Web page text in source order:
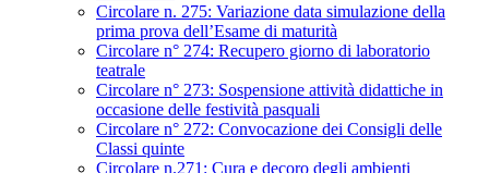
Circolare n. 275: Variazione data simulazione della
prima prova dell’Esame di maturità
Circolare n° 274: Recupero giorno di laboratorio
teatrale
Circolare n° 273: Sospensione attività didattiche in
occasione delle festività pasquali
Circolare n° 272: Convocazione dei Consigli delle
Classi quinte
Circolare n.271: Cura e decoro degli ambienti